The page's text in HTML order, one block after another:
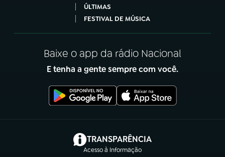
ÚLTIMAS
FESTIVAL DE MÚSICA
Baixe o app da rádio Nacional
E tenha a gente sempre com você.
TRANSPARÊNCIA
Acesso à Informação
(abre em nova aba)